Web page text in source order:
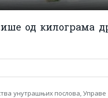
од килограма
унутрашњих послова,